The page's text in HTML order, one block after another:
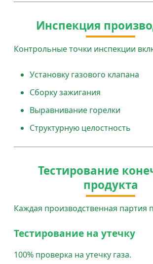
Инспекция
Контрольные точки инспекции
Установку газового клапана
Сборку зажигания
Выравнивание горелки
Структурную целостность
Тестирование
продукта
Каждая производственная партия
Тестирование на утечку
100% проверка на утечку газа.